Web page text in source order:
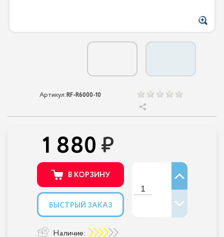
Артикул:RF-R6000-10
1 880
В КОРЗИНУ
БЫСТРЫЙ ЗАКАЗ
Наличие: